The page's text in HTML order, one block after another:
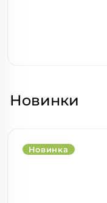
Новинки
Новинка